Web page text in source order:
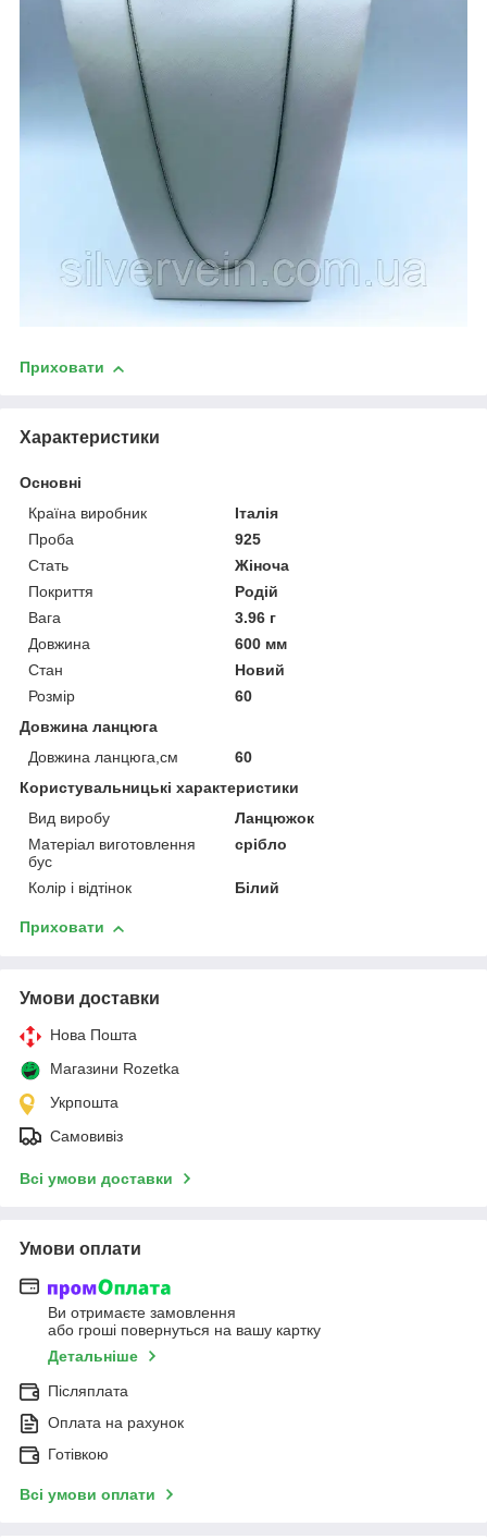
Приховати
Характеристики
Основні
Країна виробник
Італія
Проба
925
Стать
Жіноча
Покриття
Родій
Вага
3.96 г
Довжина
600 мм
Стан
Новий
Розмір
60
Довжина ланцюга
Довжина ланцюга,см
60
Користувальницькі характеристики
Вид виробу
Ланцюжок
Матеріал виготовлення
бус
срібло
Колір і відтінок Білий
Приховати
Умови доставки
Нова Пошта
Магазини Rozetka
Укрпошта
Самовивіз
Всі умови доставки
Умови оплати
Ви отримаєте замовлення
або гроші повернуться на вашу картку
Детальніше
Післяплата
Оплата на рахунок
Готівкою
Всі умови оплати